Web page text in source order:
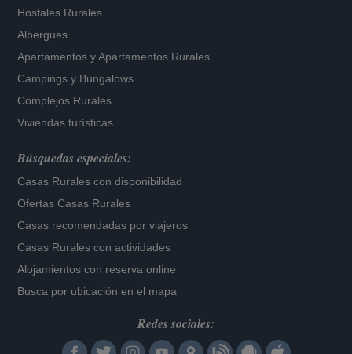
Hostales Rurales
Albergues
Apartamentos yApartamentos Rurales
Campings y Bungalows
Complejos Rurales
Viviendas turísticas
Búsquedas especiales:
Casas Rurales con disponibilidad
Ofertas Casas Rurales
Casas recomendadas por viajeros
Casas Rurales con actividades
Alojamientos con reserva online
Busca por ubicación en el mapa
Redes sociales: